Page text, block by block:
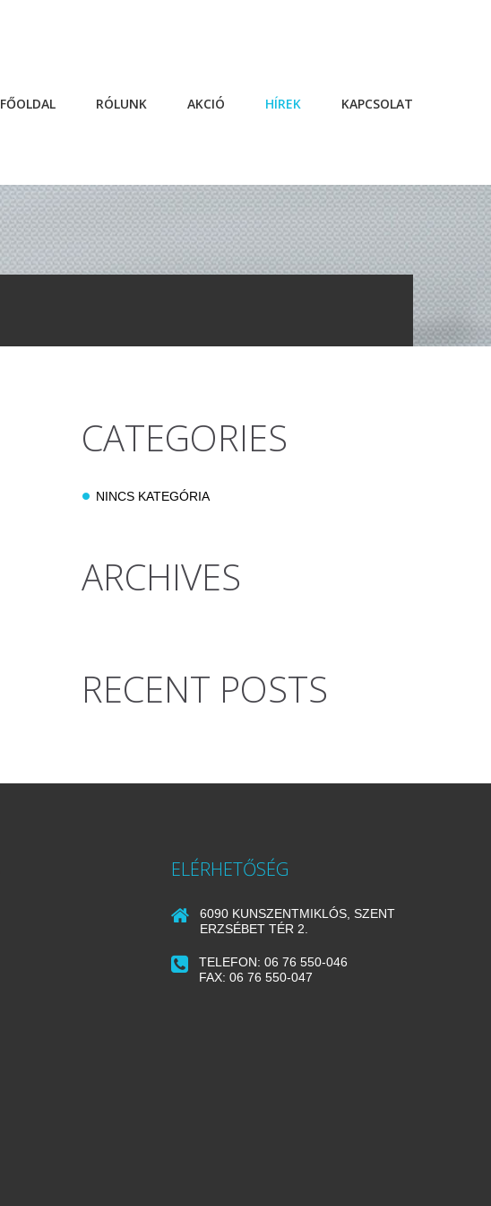
FŐOLDAL RÓLUNK AKCIÓ HÍREK KAPCSOLAT
CATEGORIES
NINCS KATEGÓRIA
ARCHIVES
RECENT POSTS
ELÉRHETŐSÉG
6090 KUNSZENTMIKLÓS, SZENT
ERZSÉBET TÉR 2.
TELEFON: 06 76 550-046
FAX: 06 76 550-047